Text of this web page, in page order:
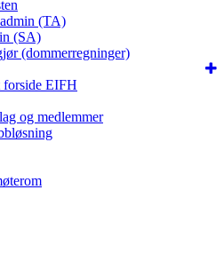
(TA)
(SA)
(dommerregninger)
forside EIFH
og medlemmer